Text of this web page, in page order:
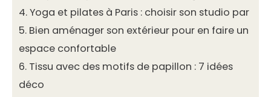
4.Yoga et pilates à Paris : choisir son studio par
5. Bien aménager son extérieur pour en faire un
espace confortable
6. Tissu avec des motifs de papillon : 7 idées
déco